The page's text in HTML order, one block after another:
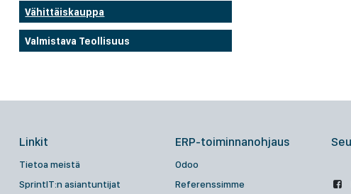
Vähittäiskauppa
Valmistava Teollisuus
Linkit
Tietoa meistä
SprintIT:n asiantuntijat
ERP-toiminnanohjaus
Odoo
Referenssimme